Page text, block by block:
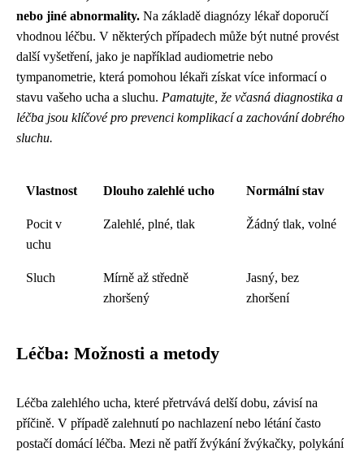
nebo jiné abnormality. Na základě diagnózy lékař doporučí
vhodnou léčbu. V některých případech může být nutné provést
další vyšetření, jako je například audiometrie nebo
tympanometrie, která pomohou lékaři získat více informací o
stavu vašeho ucha a sluchu. Pamatujte, že včasná diagnostika a
léčba jsou klíčové pro prevenci komplikací a zachování dobrého
sluchu.
Vlastnost Dlouho zalehlé ucho Normální stav
Pocit v
uchu
Zalehlé, plné, tlak Žádný tlak, volné
Sluch
Mírně až středně
zhoršený
Jasný, bez
zhoršení
Léčba: Možnosti a metody
Léčba zalehlého ucha, které přetrvává delší dobu, závisí na
příčině. V případě zalehnutí po nachlazení nebo létání často
postačí domácí léčba. Mezi ně patří žvýkání žvýkačky, polykání